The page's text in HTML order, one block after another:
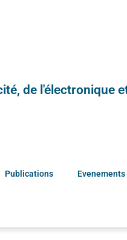
de l'électronique
Publications Evenements